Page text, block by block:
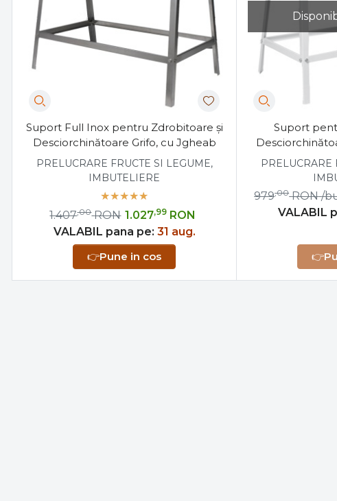
Suport Full Inox pentru Zdrobitoare și
Desciorchinătoare Grifo, cu Jgheab
PRELUCRARE FRUCTE SI LEGUME,
IMBUTELIERE
1.027,99 RON
1.407,00 RON
VALABIL pana pe: 31 aug.
👉Pune in cos
Suport
PRELUCRARE
979,00 RON /
VALABIL
👉